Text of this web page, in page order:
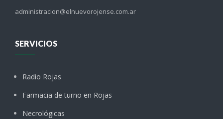
administracion@elnuevorojense.com.ar
SERVICIOS
Radio Rojas
Farmacia de turno en Rojas
Necrológicas